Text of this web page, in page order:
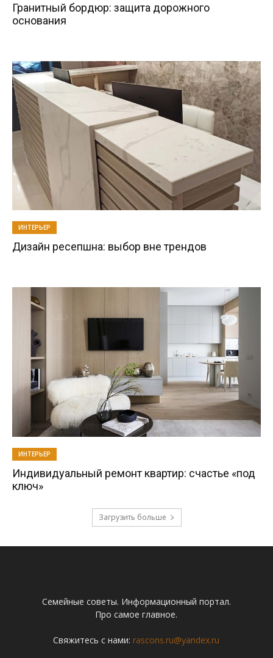
Гранитный бордюр: защита дорожного
основания
ИНТЕРЬЕР
Дизайн ресепшна: выбор вне трендов
ИНТЕРЬЕР
Индивидуальный ремонт квартир: счастье «под
ключ»
Загрузить больше
Семейные советы. Информационный портал.
Про самое главное.
Свяжитесь с нами: rascons.ru@yandex.ru